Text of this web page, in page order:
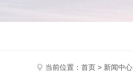
当前位置： 首页 > 新闻中心